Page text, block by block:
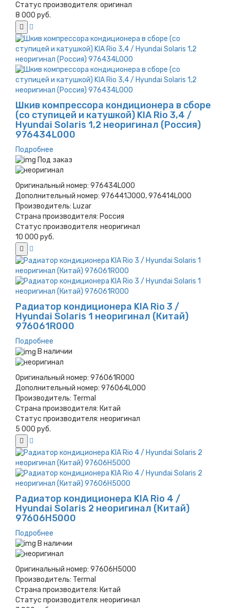
Статус производителя: оригинал
8 000 руб.
Шкив компрессора кондиционера в сборе
(со ступицей и катушкой) KIA Rio 3,4 /
Hyundai Solaris 1,2 неоригинал (Россия)
976434L000
Подробнее
Под заказ
Оригинальный номер: 976434L000
Дополнительный номер: 976441J000, 976414L000
Производитель: Luzar
Страна производителя: Россия
Статус производителя: неоригинал
10 000 руб.
Радиатор кондиционера KIA Rio 3 /
Hyundai Solaris 1 неоригинал (Китай)
976061R000
Подробнее
В наличии
Оригинальный номер: 976061R000
Дополнительный номер: 976064L000
Производитель: Termal
Страна производителя: Китай
Статус производителя: неоригинал
5 000 руб.
Радиатор кондиционера KIA Rio 4 /
Hyundai Solaris 2 неоригинал (Китай)
97606H5000
Подробнее
В наличии
Оригинальный номер: 97606H5000
Производитель: Termal
Страна производителя: Китай
Статус производителя: неоригинал